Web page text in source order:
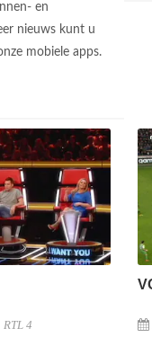
en
nieuws kunt u
mobiele apps.
RTL 4